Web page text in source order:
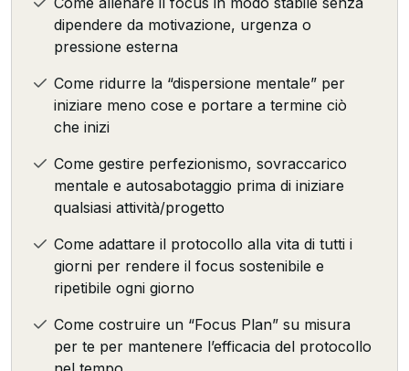
dipendere da motivazione, urgenza o
pressione esterna
Come ridurre la “dispersione mentale” per
iniziare meno cose e portare a termine ciò
che inizi
Come gestire perfezionismo, sovraccarico
mentale e autosabotaggio prima di iniziare
qualsiasi attività/progetto
Come adattare il protocollo alla vita di tutti i
giorni per rendere il focus sostenibile e
ripetibile ogni giorno
Come costruire un “Focus Plan” su misura
per te per mantenere l’efficacia del protocollo